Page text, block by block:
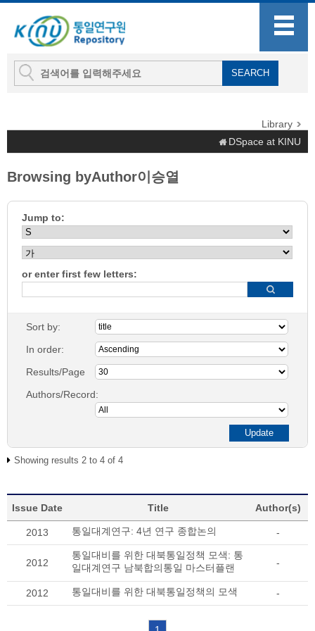
Library
DSpace at KINU
Browsing byAuthor이승열
Jump to:
or enter first few letters:
Sort by:
In order:
Results/Page
Authors/Record:
Showing results 2 to 4 of 4
Issue Date Title Author(s)
2013 통일대계연구: 4년 연구 종합논의 -
2012
통일대비를 위한 대북통일정책 모색: 통
일대계연구 남북합의통일 마스터플랜
-
2012 통일대비를 위한 대북통일정책의 모색 -